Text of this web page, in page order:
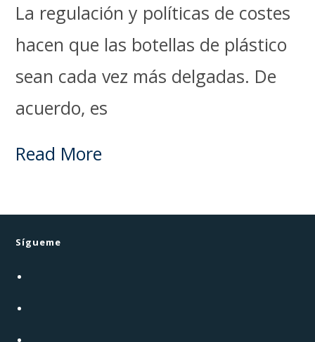
La regulación y políticas de costes
hacen que las botellas de plástico
sean cada vez más delgadas. De
acuerdo, es
Read More
Sígueme